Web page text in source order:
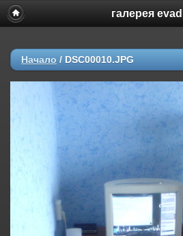
галерея
Начало / DSC00010.JPG